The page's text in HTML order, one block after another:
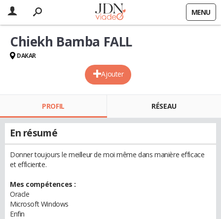
MENU
Ajouter
Chiekh Bamba FALL
DAKAR
PROFIL RÉSEAU
En résumé
Donner toujours le meilleur de moi même dans manière efficace
et efficiente.
Mes compétences :
Oracle
Microsoft Windows
Enfin